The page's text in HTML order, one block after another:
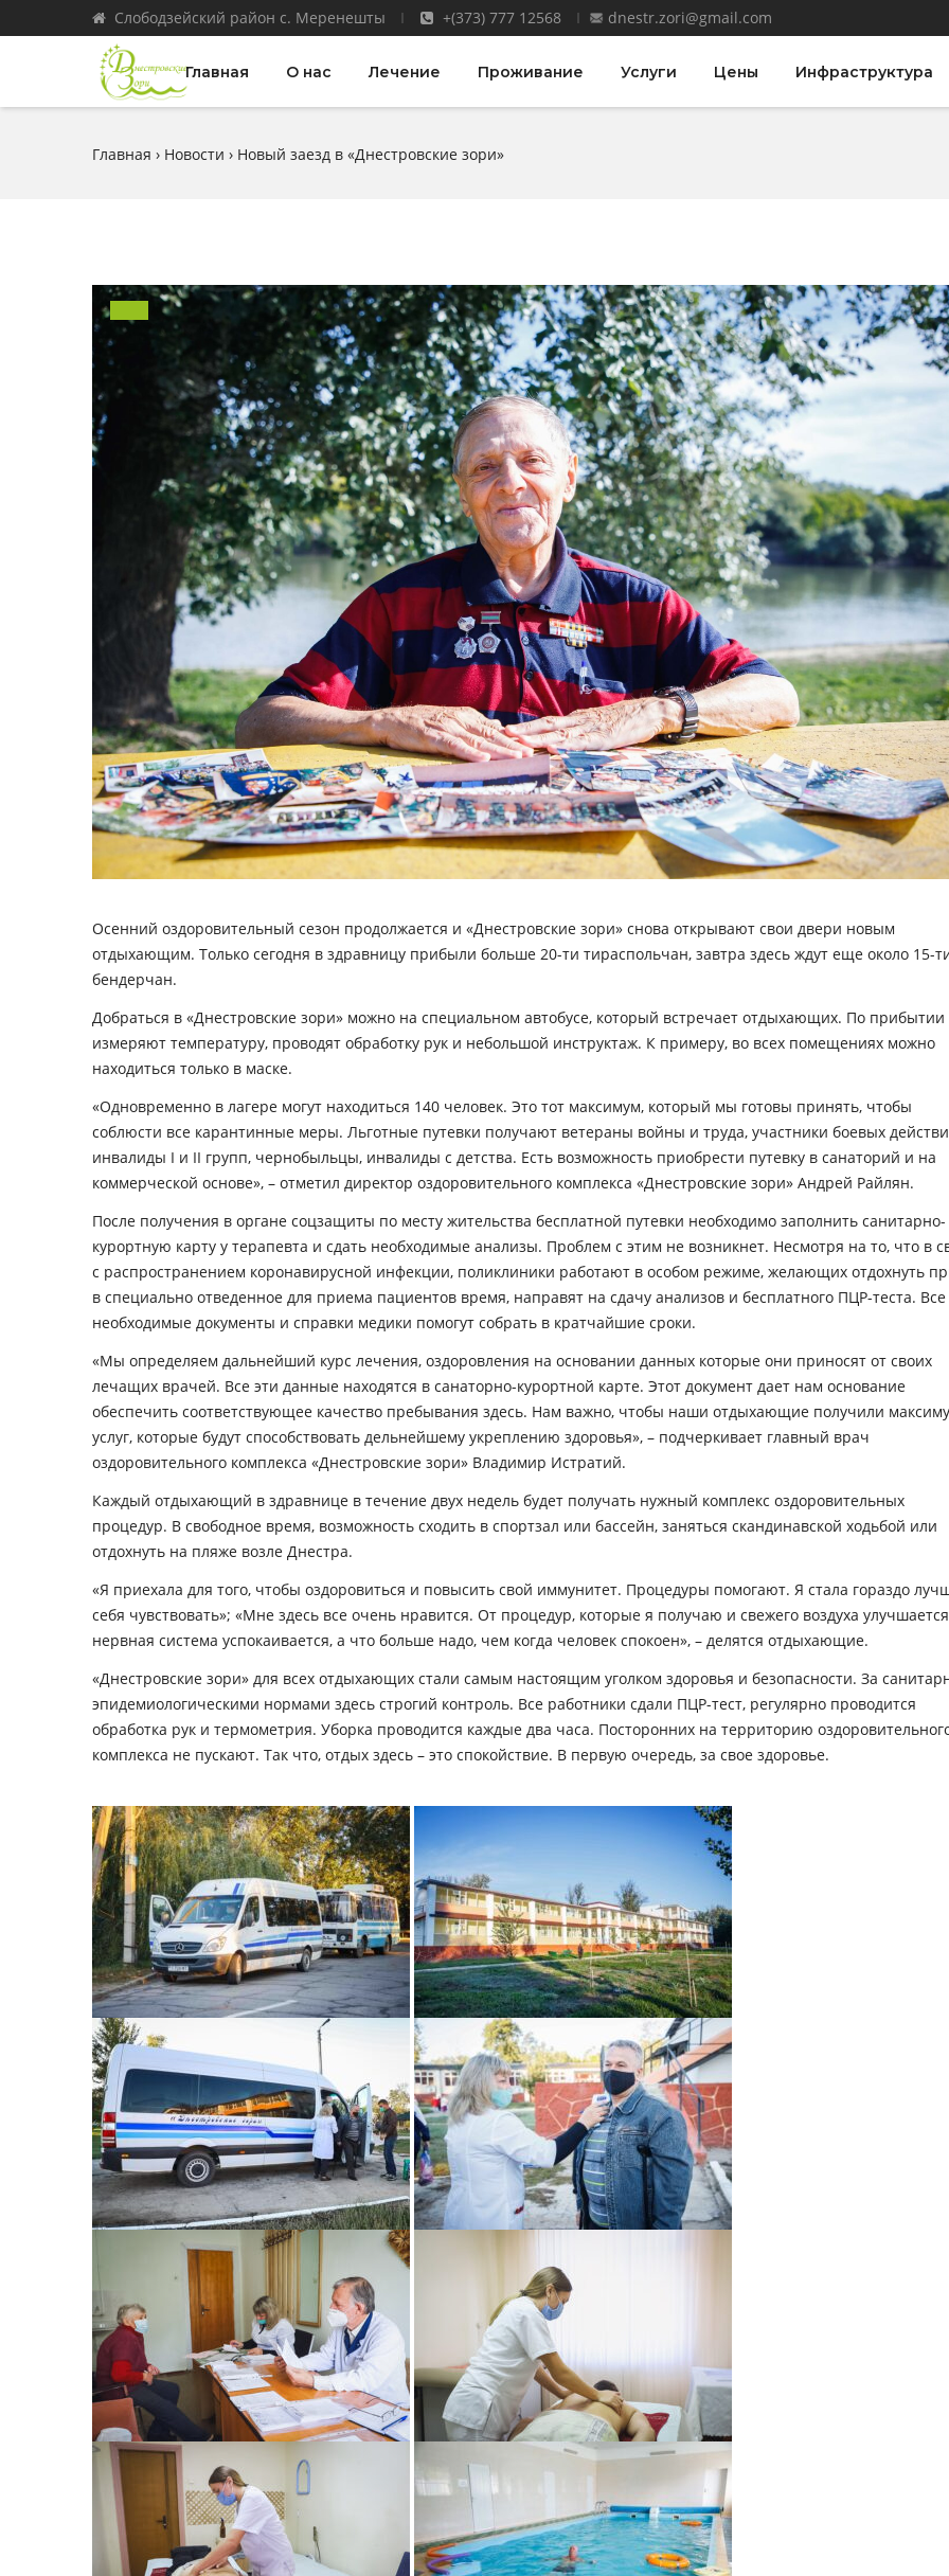
Слободзейский район с. Меренешты +(373) 777 12568 dnestr.zori@gmail.com
Главная О нас Лечение Проживание Услуги Цены Инфраструктура
Главная › Новости › Новый заезд в «Днестровские зори»
Осенний оздоровительный сезон продолжается и «Днестровские зори» снова открывают свои двери новым
отдыхающим. Только сегодня в здравницу прибыли больше 20-ти тираспольчан, завтра здесь ждут еще около 15-
бендерчан.
Добраться в «Днестровские зори» можно на специальном автобусе, который встречает отдыхающих. По прибытии
измеряют температуру, проводят обработку рук и небольшой инструктаж. К примеру, во всех помещениях можно
находиться только в маске.
«Одновременно в лагере могут находиться 140 человек. Это тот максимум, который мы готовы принять, чтобы
соблюсти все карантинные меры. Льготные путевки получают ветераны войны и труда, участники боевых
инвалиды I и II групп, чернобыльцы, инвалиды с детства. Есть возможность приобрести путевку в санаторий и на
коммерческой основе», – отметил директор оздоровительного комплекса «Днестровские зори» Андрей Райлян.
После получения в органе соцзащиты по месту жительства бесплатной путевки необходимо заполнить санитарно-
курортную карту у терапевта и сдать необходимые анализы. Проблем с этим не возникнет. Несмотря на то, что в
с распространением коронавирусной инфекции, поликлиники работают в особом режиме, желающих отдохнуть
в специально отведенное для приема пациентов время, направят на сдачу анализов и бесплатного ПЦР-теста. Все
необходимые документы и справки медики помогут собрать в кратчайшие сроки.
«Мы определяем дальнейший курс лечения, оздоровления на основании данных которые они приносят от своих
лечащих врачей. Все эти данные находятся в санаторно-курортной карте. Этот документ дает нам основание
обеспечить соответствующее качество пребывания здесь. Нам важно, чтобы наши отдыхающие получили
услуг, которые будут способствовать дельнейшему укреплению здоровья», – подчеркивает главный врач
оздоровительного комплекса «Днестровские зори» Владимир Истратий.
Каждый отдыхающий в здравнице в течение двух недель будет получать нужный комплекс оздоровительных
процедур. В свободное время, возможность сходить в спортзал или бассейн, заняться скандинавской ходьбой или
отдохнуть на пляже возле Днестра.
«Я приехала для того, чтобы оздоровиться и повысить свой иммунитет. Процедуры помогают. Я стала гораздо
себя чувствовать»; «Мне здесь все очень нравится. От процедур, которые я получаю и свежего воздуха
нервная система успокаивается, а что больше надо, чем когда человек спокоен», – делятся отдыхающие.
«Днестровские зори» для всех отдыхающих стали самым настоящим уголком здоровья и безопасности. За
эпидемиологическими нормами здесь строгий контроль. Все работники сдали ПЦР-тест, регулярно проводится
обработка рук и термометрия. Уборка проводится каждые два часа. Посторонних на территорию
комплекса не пускают. Так что, отдых здесь – это спокойствие. В первую очередь, за свое здоровье.